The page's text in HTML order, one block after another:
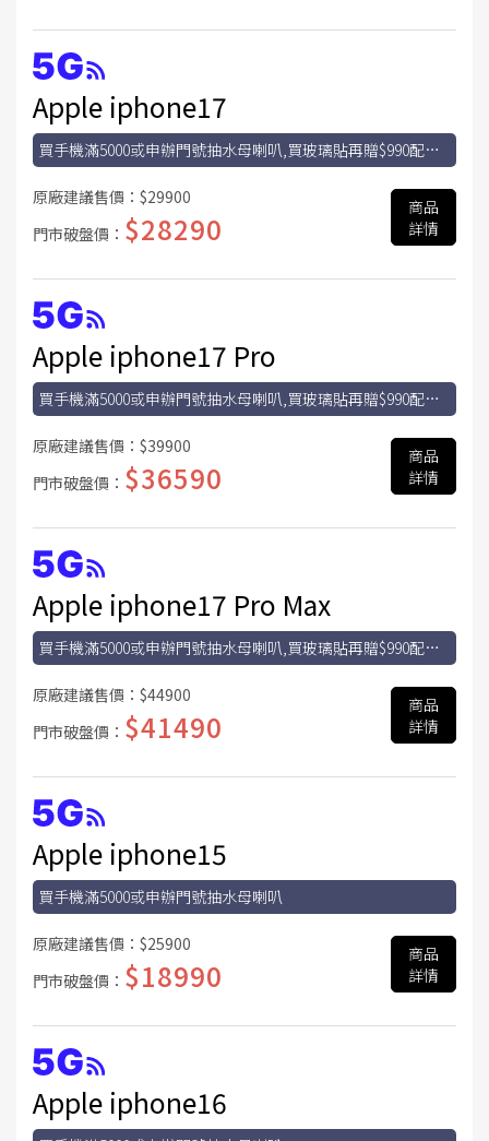
Apple iphone17
買手機滿5000或申辦門號抽水母喇叭,買玻璃貼再贈$990配件
原廠建議售價： $29900
門市破盤價： $28290
商品
詳情
Apple iphone17 Pro
買手機滿5000或申辦門號抽水母喇叭,買玻璃貼再贈$990配件
原廠建議售價： $39900
門市破盤價： $36590
商品
詳情
Apple iphone17 Pro Max
買手機滿5000或申辦門號抽水母喇叭,買玻璃貼再贈$990配件
原廠建議售價： $44900
門市破盤價： $41490
商品
詳情
Apple iphone15
買手機滿5000或申辦門號抽水母喇叭
原廠建議售價： $25900
門市破盤價： $18990
商品
詳情
Apple iphone16